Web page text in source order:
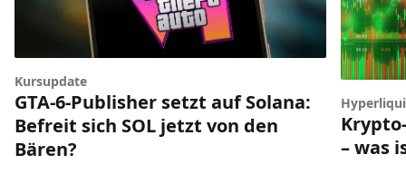
Kursupdate
GTA-6-Publisher setzt auf Solana:
Befreit sich SOL jetzt von den
Bären?
– was